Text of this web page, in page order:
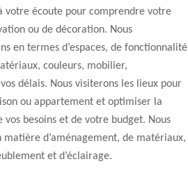
votre écoute pour comprendre votre
ou de décoration. Nous
en termes d’espaces, de fonctionnalité
couleurs, mobilier,
délais. Nous visiterons les lieux pour
ou appartement et optimiser la
besoins et de votre budget. Nous
matière d’aménagement, de matériaux,
et d’éclairage.